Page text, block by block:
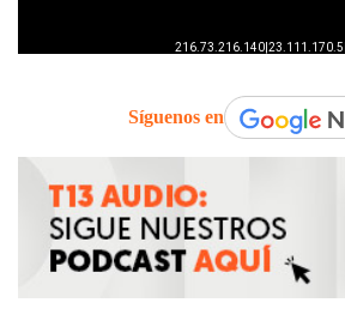
Síguenos en